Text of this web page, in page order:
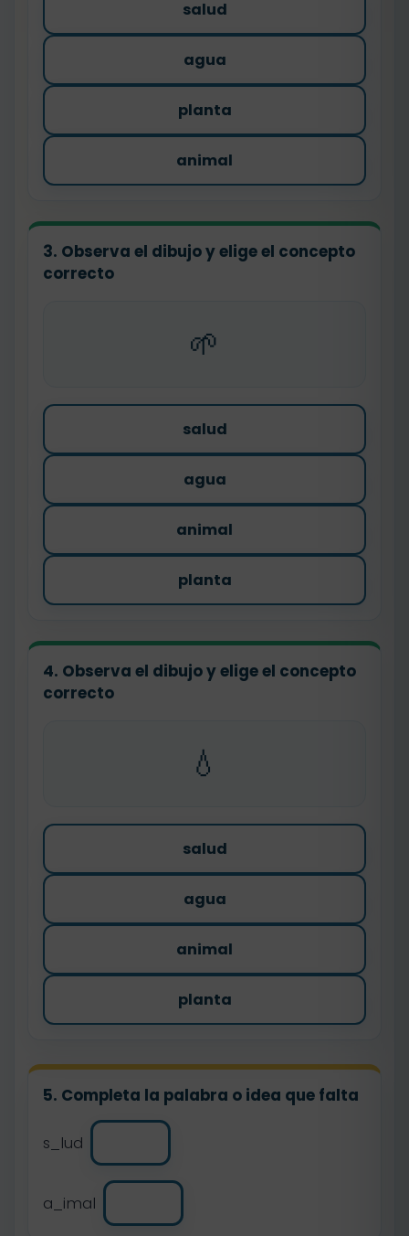
salud
agua
planta
animal
3. Observa el dibujo y elige el concepto
correcto
🌱
salud
agua
animal
planta
4. Observa el dibujo y elige el concepto
correcto
💧
salud
agua
animal
planta
5. Completa la palabra o idea que falta
s_lud
a_imal